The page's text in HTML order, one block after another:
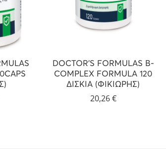
DOCTOR’S FORMULAS B-
COMPLEX FORMULA 120
ΔΙΣΚΙΑ (ΦΙΚΙΩΡΗΣ)
20,26€